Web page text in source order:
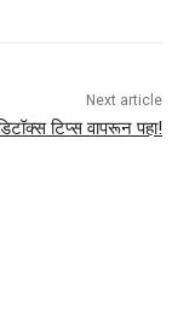
Next article
टिप्स वापरून पहा!